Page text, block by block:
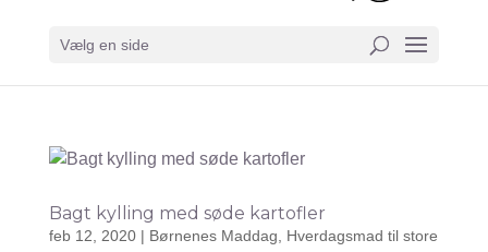
Vælg en side
Bagt kylling med søde kartofler
feb 12, 2020| Børnenes Maddag
Hverdagsmad til store